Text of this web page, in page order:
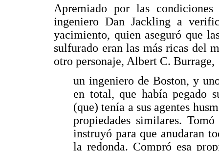
Apremiado por las
ingeniero Dan Jackling a
yacimiento, quien aseguró que
sulfurado eran las más ricas del
otro personaje, Albert C. Burrage,
un ingeniero de Boston, y
en total, que había pegado
(que) tenía a sus agentes
propiedades similares.
instruyó para que anudaran
la redonda. Compró esa